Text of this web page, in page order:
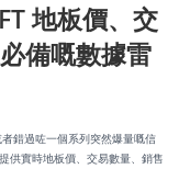
地板價、交
備嘅數據雷
錯過咗一個系列突然爆量嘅信
供實時地板價、交易數量、銷售